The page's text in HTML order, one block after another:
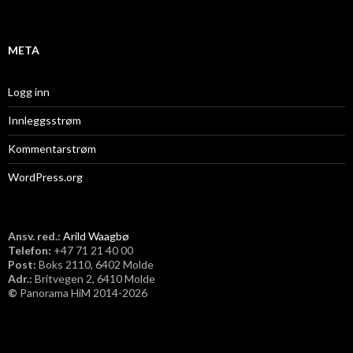
META
Logg inn
Innleggsstrøm
Kommentarstrøm
WordPress.org
Ansv. red.: Arild Waagbø
Telefon: ​+47 71 21 40 00
Post: Boks 2110, 6402 Molde
Adr.: Britvegen 2, 6410 Molde
© Panorama HiM 2014-2026